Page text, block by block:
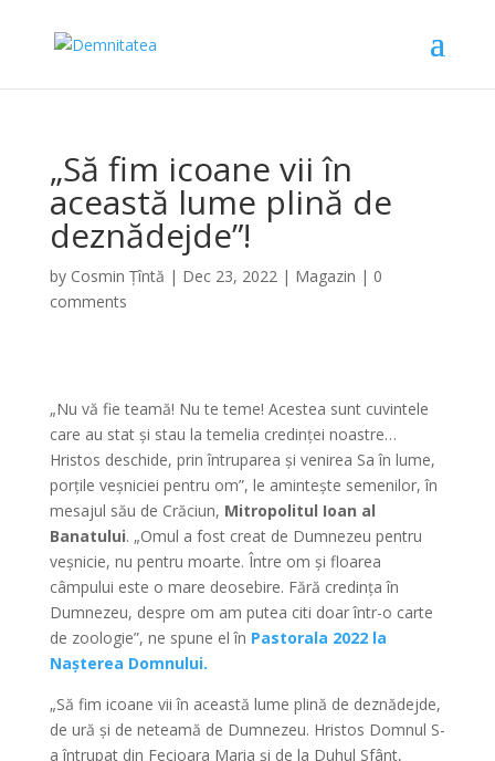
„Să fim icoane vii în
această lume plină de
deznădejde”!
by Cosmin Țîntă | Dec 23, 2022| Magazin | 0
comments
„Nu vă fie teamă! Nu te teme! Acestea sunt cuvintele
care au stat și stau la temelia credinței noastre…
Hristos deschide, prin întruparea și venirea Sa în lume,
porțile veșniciei pentru om”, le amintește semenilor, în
mesajul său de Crăciun, Mitropolitul Ioan al
Banatului. „Omul a fost creat de Dumnezeu pentru
veșnicie, nu pentru moarte. Între om și floarea
câmpului este o mare deosebire. Fără credința în
Dumnezeu, despre om am putea citi doar într-o carte
de zoologie”, ne spune el în Pastorala 2022 la
Nașterea Domnului.
„Să fim icoane vii în această lume plină de deznădejde,
de ură și de neteamă de Dumnezeu. Hristos Domnul S-
a întrupat din Fecioara Maria și de la Duhul Sfânt,